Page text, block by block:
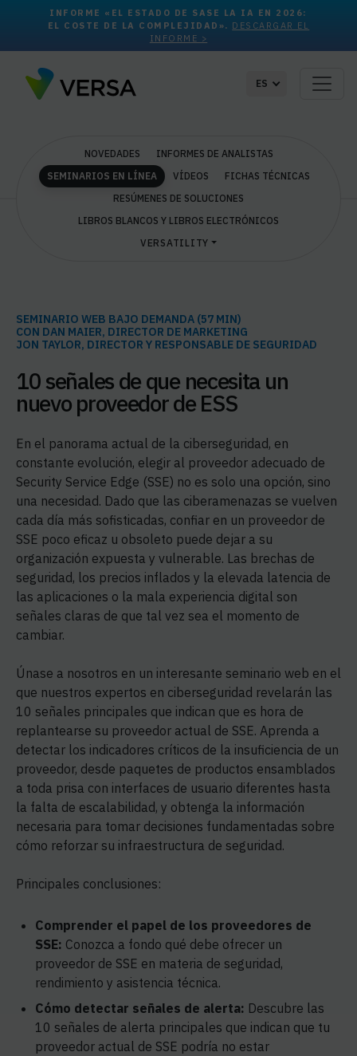
INFORME «EL ESTADO DE SASE LA IA EN 2026:
EL COSTE DE LA COMPLEJIDAD». DESCARGAR EL
INFORME >
ES
NOVEDADES
INFORMES DE ANALISTAS
SEMINARIOS EN LÍNEA
VÍDEOS
FICHAS TÉCNICAS
RESÚMENES DE SOLUCIONES
LIBROS BLANCOS Y LIBROS ELECTRÓNICOS
VERSATILITY
SEMINARIO WEB BAJO DEMANDA (57 MIN)
CON DAN MAIER, DIRECTOR DE MARKETING
JON TAYLOR, DIRECTOR Y RESPONSABLE DE SEGURIDAD
10 señales de que necesita un
nuevo proveedor de ESS
En el panorama actual de la ciberseguridad, en
constante evolución, elegir al proveedor adecuado de
Security Service Edge (SSE) no es solo una opción, sino
una necesidad. Dado que las ciberamenazas se vuelven
cada día más sofisticadas, confiar en un proveedor de
SSE poco eficaz u obsoleto puede dejar a su
organización expuesta y vulnerable. Las brechas de
seguridad, los precios inflados y la elevada latencia de
las aplicaciones o la mala experiencia digital son
señales claras de que tal vez sea el momento de
cambiar.
Únase a nosotros en un interesante seminario web en el
que nuestros expertos en ciberseguridad revelarán las
10 señales principales que indican que es hora de
replantearse su proveedor actual de SSE. Aprenda a
detectar los indicadores críticos de la insuficiencia de un
proveedor, desde paquetes de productos ensamblados
a toda prisa con interfaces de usuario diferentes hasta
la falta de escalabilidad, y obtenga la información
necesaria para tomar decisiones fundamentadas sobre
cómo reforzar su infraestructura de seguridad.
Principales conclusiones:
Comprender el papel de los proveedores de
SSE: Conozca a fondo qué debe ofrecer un
proveedor de SSE en materia de seguridad,
rendimiento y asistencia técnica.
Cómo detectar señales de alerta: Descubre las
10 señales de alerta principales que indican que tu
proveedor actual de SSE podría no estar